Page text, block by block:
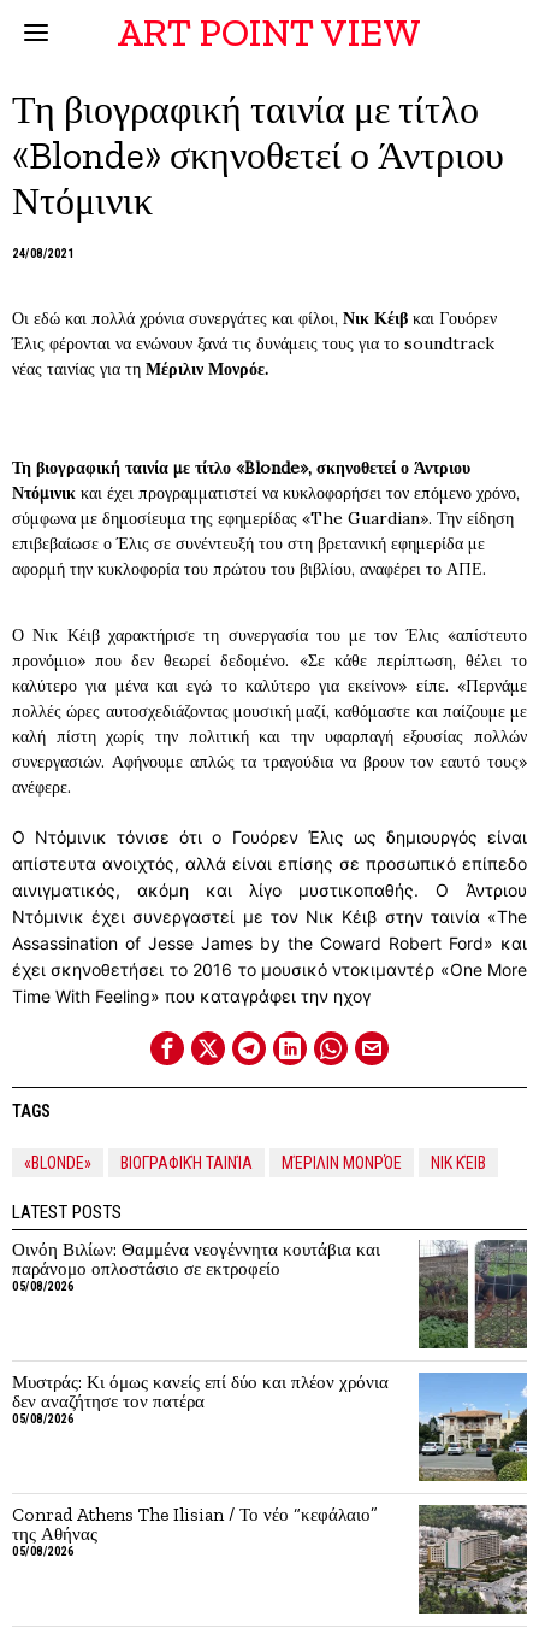
ART POINT VIEW
Τη βιογραφική ταινία με τίτλο
«Blonde» σκηνοθετεί ο Άντριου
Ντόμινικ
24/08/2021
Οι εδώ και πολλά χρόνια συνεργάτες και φίλοι, Νικ Κέιβ και Γουόρεν
Έλις φέρονται να ενώνουν ξανά τις δυνάμεις τους για το soundtrack
νέας ταινίας για τη Μέριλιν Μονρόε.
Τη βιογραφική ταινία με τίτλο «Blonde», σκηνοθετεί ο Άντριου
Ντόμινικ και έχει προγραμματιστεί να κυκλοφορήσει τον επόμενο χρόνο,
σύμφωνα με δημοσίευμα της εφημερίδας «The Guardian». Την είδηση
επιβεβαίωσε ο Έλις σε συνέντευξή του στη βρετανική εφημερίδα με
αφορμή την κυκλοφορία του πρώτου του βιβλίου, αναφέρει το ΑΠΕ.
Ο Νικ Κέιβ χαρακτήρισε τη συνεργασία του με τον Έλις «απίστευτο
προνόμιο» που δεν θεωρεί δεδομένο. «Σε κάθε περίπτωση, θέλει το
καλύτερο για μένα και εγώ το καλύτερο για εκείνον» είπε. «Περνάμε
πολλές ώρες αυτοσχεδιάζοντας μουσική μαζί, καθόμαστε και παίζουμε με
καλή πίστη χωρίς την πολιτική και την υφαρπαγή εξουσίας πολλών
συνεργασιών. Αφήνουμε απλώς τα τραγούδια να βρουν τον εαυτό τους»
ανέφερε.
Ο Ντόμινικ τόνισε ότι ο Γουόρεν Έλις ως δημιουργός είναι
απίστευτα ανοιχτός, αλλά είναι επίσης σε προσωπικό επίπεδο
αινιγματικός, ακόμη και λίγο μυστικοπαθής. Ο Άντριου
Ντόμινικ έχει συνεργαστεί με τον Νικ Κέιβ στην ταινία «The
Assassination of Jesse James by the Coward Robert Ford» και
έχει σκηνοθετήσει το 2016 το μουσικό ντοκιμαντέρ «One More
Time With Feeling» που καταγράφει την ηχογ
TAGS
«BLONDE» ΒΙΟΓΡΑΦΙΚΉ ΤΑΙΝΊΑ ΜΈΡΙΛΙΝ ΜΟΝΡΌΕ ΝΙΚ ΚΈΙΒ
LATEST POSTS
Οινόη Βιλίων: Θαμμένα νεογέννητα κουτάβια και
παράνομο οπλοστάσιο σε εκτροφείο
05/08/2026
Μυστράς: Κι όμως κανείς επί δύο και πλέον χρόνια
δεν αναζήτησε τον πατέρα
05/08/2026
Conrad Athens The Ilisian / Το νέο “κεφάλαιο”
της Αθήνας
05/08/2026